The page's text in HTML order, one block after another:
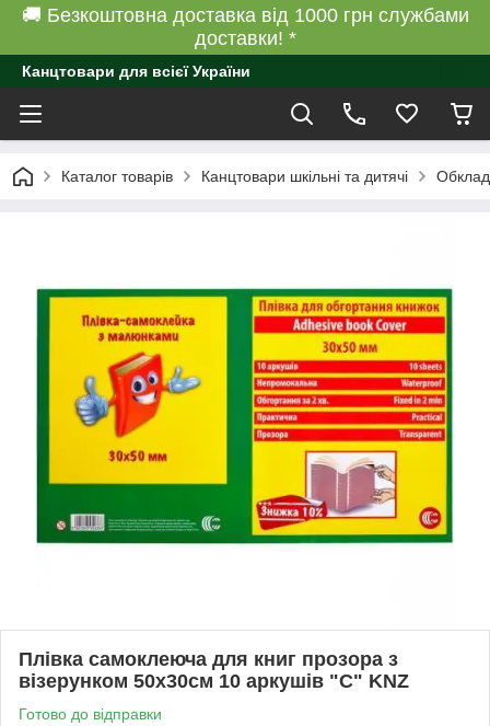
🚚 Безкоштовна доставка від 1000 грн службами
доставки! *
Канцтовари для всієї України
Каталог товарів Канцтовари шкільні та дитячі
Плівка самоклеюча для книг прозора з
візерунком 50х30см 10 аркушів "С" KNZ
Готово до відправки